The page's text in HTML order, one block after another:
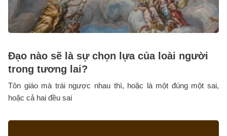
Đạo nào sẽ là sự chọn lựa của loài người
trong tương lai?
Tôn giáo mà trái ngược nhau thì, hoặc là một đúng một sai,
hoặc cả hai đều sai